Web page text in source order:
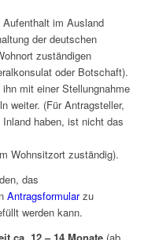
im Ausland
der deutschen
zuständigen
oder Botschaft).
mit einer Stellungnahme
weiter. (Für Antragsteller,
haben, ist nicht das
Wohnsitzort zuständig).
das
Antragsformularzu
werden kann.